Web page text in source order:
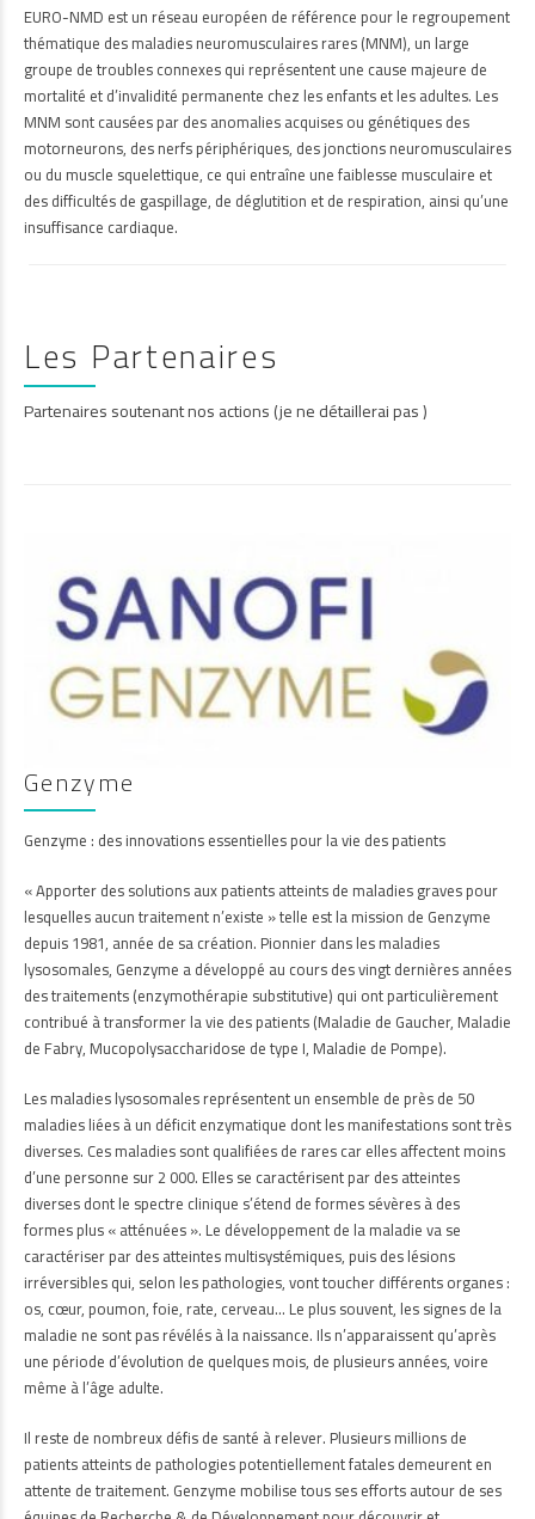
EURO-NMD est un réseau européen de référence pour le regroupement
thématique des maladies neuromusculaires rares (MNM), un large
groupe de troubles connexes qui représentent une cause majeure de
mortalité et d’invalidité permanente chez les enfants et les adultes. Les
MNM sont causées par des anomalies acquises ou génétiques des
motorneurons, des nerfs périphériques, des jonctions neuromusculaires
ou du muscle squelettique, ce qui entraîne une faiblesse musculaire et
des difficultés de gaspillage, de déglutition et de respiration, ainsi qu’une
insuffisance cardiaque.
Les Partenaires
Partenaires soutenant nos actions (je ne détaillerai pas )
Genzyme
Genzyme : des innovations essentielles pour la vie des patients
« Apporter des solutions aux patients atteints de maladies graves pour
lesquelles aucun traitement n’existe » telle est la mission de Genzyme
depuis 1981, année de sa création. Pionnier dans les maladies
lysosomales, Genzyme a développé au cours des vingt dernières années
des traitements (enzymothérapie substitutive) qui ont particulièrement
contribué à transformer la vie des patients (Maladie de Gaucher, Maladie
de Fabry, Mucopolysaccharidose de type I, Maladie de Pompe).
Les maladies lysosomales représentent un ensemble de près de 50
maladies liées à un déficit enzymatique dont les manifestations sont très
diverses. Ces maladies sont qualifiées de rares car elles affectent moins
d’une personne sur 2 000. Elles se caractérisent par des atteintes
diverses dont le spectre clinique s’étend de formes sévères à des
formes plus « atténuées ». Le développement de la maladie va se
caractériser par des atteintes multisystémiques, puis des lésions
irréversibles qui, selon les pathologies, vont toucher différents organes :
os, cœur, poumon, foie, rate, cerveau… Le plus souvent, les signes de la
maladie ne sont pas révélés à la naissance. Ils n’apparaissent qu’après
une période d’évolution de quelques mois, de plusieurs années, voire
même à l’âge adulte.
Il reste de nombreux défis de santé à relever. Plusieurs millions de
patients atteints de pathologies potentiellement fatales demeurent en
attente de traitement. Genzyme mobilise tous ses efforts autour de ses